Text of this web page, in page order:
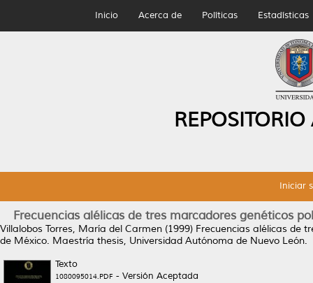
Inicio Acerca de Políticas Estadísticas
Iniciar
Frecuencias alélicas de tres marcadores genéticos
Villalobos Torres, María del Carmen (1999) Frecuencias alélicas de
de México. Maestría thesis, Universidad Autónoma de Nuevo León.
Texto
1080095014.PDF - Versión Aceptada